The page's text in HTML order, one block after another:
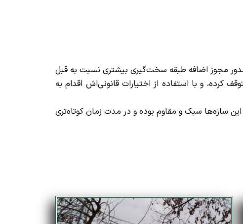
صدور مجوز اضافه طبقه سخت‌گیری بیشتری نسبت به قبل
و با استفاده از اختیارات قانونی‌اش اقدام به
سازه‌ها سبک و مقاوم بوده و در مدت زمان کوتاه‌تری